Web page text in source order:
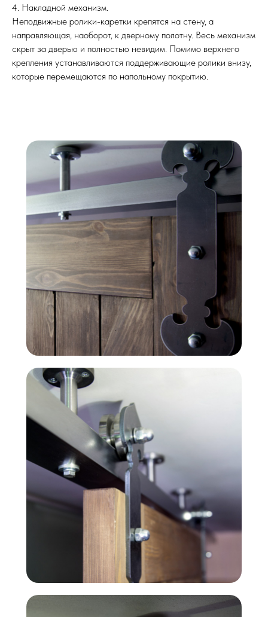
4. Накладной механизм.
Неподвижные ролики-каретки крепятся на стену, а
направляющая, наоборот, к дверному полотну. Весь механизм
скрыт за дверью и полностью невидим. Помимо верхнего
крепления устанавливаются поддерживающие ролики внизу,
которые перемещаются по напольному покрытию.